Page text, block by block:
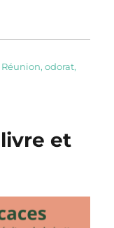
Réunion,odorat,
et